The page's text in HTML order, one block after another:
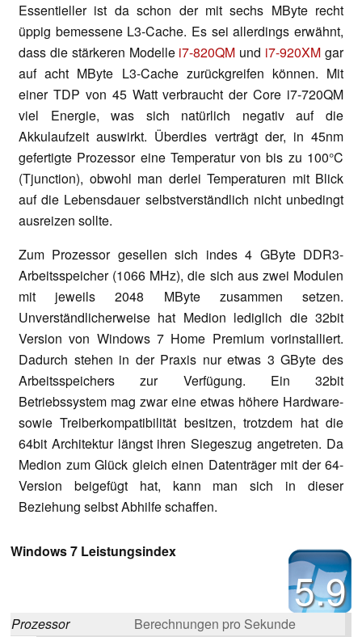
Essentieller ist da schon der mit sechs MByte recht
üppig bemessene L3-Cache. Es sei allerdings erwähnt,
dass die stärkeren Modelle i7-820QM und i7-920XM gar
auf acht MByte L3-Cache zurückgreifen können. Mit
einer TDP von 45 Watt verbraucht der Core i7-720QM
viel Energie, was sich natürlich negativ auf die
Akkulaufzeit auswirkt. Überdies verträgt der, in 45nm
gefertigte Prozessor eine Temperatur von bis zu 100°C
(Tjunction), obwohl man derlei Temperaturen mit Blick
auf die Lebensdauer selbstverständlich nicht unbedingt
ausreizen sollte.
Zum Prozessor gesellen sich indes 4 GByte DDR3-
Arbeitsspeicher (1066 MHz), die sich aus zwei Modulen
mit jeweils 2048 MByte zusammen setzen.
Unverständlicherweise hat Medion lediglich die 32bit
Version von Windows 7 Home Premium vorinstalliert.
Dadurch stehen in der Praxis nur etwas 3 GByte des
Arbeitsspeichers zur Verfügung. Ein 32bit
Betriebssystem mag zwar eine etwas höhere Hardware-
sowie Treiberkompatibilität besitzen, trotzdem hat die
64bit Architektur längst ihren Siegeszug angetreten. Da
Medion zum Glück gleich einen Datenträger mit der 64-
Version beigefügt hat, kann man sich in dieser
Beziehung selbst Abhilfe schaffen.
5.9
Windows 7 Leistungsindex
Prozessor
Berechnungen pro Sekunde